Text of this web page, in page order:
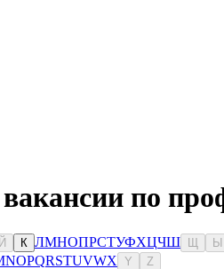
по
Й К ЛМНОПРСТУФХЦЧШ Ы
NOPQRSTUVWX Y Z